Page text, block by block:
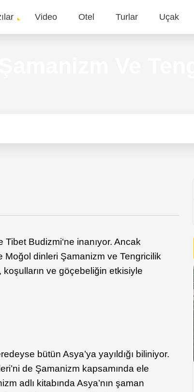
Video Otel Turlar Uçak
Tibet Budizmi‘ne inanıyor. Ancak
dinleri Şamanizm ve Tengricilik
ve göçebeliğin etkisiyle
bütün Asya’ya yayıldığı biliniyor.
de Şamanizm kapsamında ele
adlı kitabında Asya’nın şaman